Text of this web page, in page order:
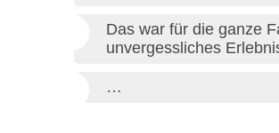
Das war für die ganze
unvergessliches
…